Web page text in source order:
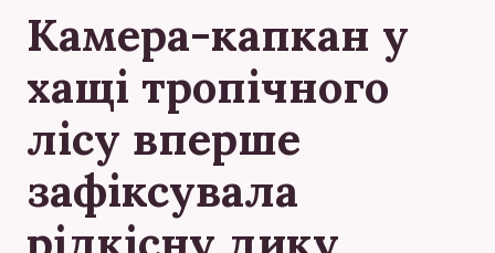
Камера-капкан у
хащі тропічного
лісу вперше
зафіксувала